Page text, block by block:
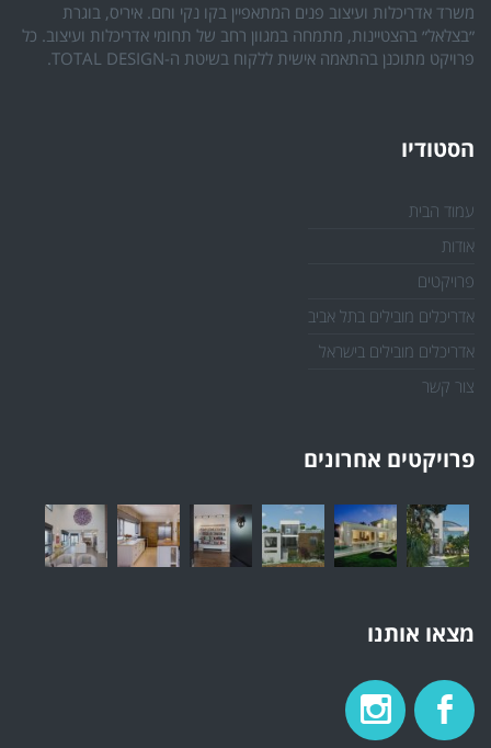
משרד אדריכלות ועיצוב פנים המתאפיין בקו נקי וחם. איריס, בוגרת
״בצלאל״ בהצטיינות, מתמחה במגוון רחב של תחומי אדריכלות ועיצוב. כל
פרויקט מתוכנן בהתאמה אישית ללקוח בשיטת ה-TOTAL DESIGN.
הסטודיו
עמוד הבית
אודות
פרויקטים
אדריכלים מובילים בתל אביב
אדריכלים מובילים בישראל
צור קשר
פרויקטים אחרונים
מצאו אותנו